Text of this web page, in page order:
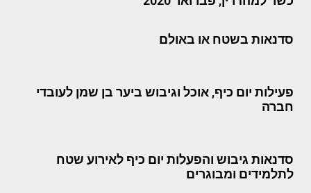
סדנאות בשטח או באולם
פעילות יום כיף, אוכל וגיבוש ביער בן שמן לעובדי
חברה
סדנאות גיבוש והפעלות יום כיף לאירוע שטח
לתלמידים ומבוגרים